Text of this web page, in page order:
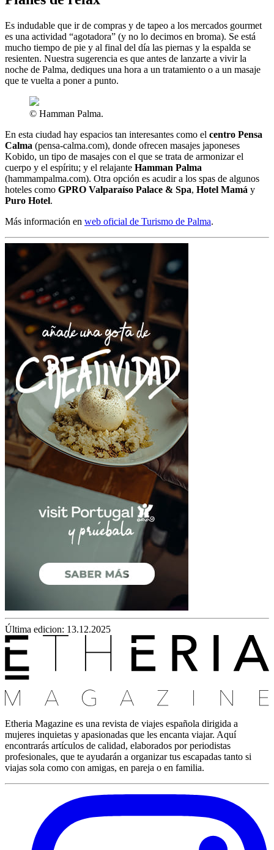
Es indudable que ir de compras y de tapeo a los mercados gourmet
es una actividad “agotadora” (y no lo decimos en broma). Se está
mucho tiempo de pie y al final del día las piernas y la espalda se
resienten. Nuestra sugerencia es que antes de lanzarte a vivir la
noche de Palma, dediques una hora a un tratamiento o a un masaje
que te vuelta a poner a punto.
© Hamman Palma.
En esta ciudad hay espacios tan interesantes como el centro Pensa
Calma (pensa-calma.com), donde ofrecen masajes japoneses
Kobido, un tipo de masajes con el que se trata de armonizar el
cuerpo y el espíritu; y el relajante Hamman Palma
(hammampalma.com). Otra opción es acudir a los spas de algunos
hoteles como GPRO Valparaíso Palace & Spa, Hotel Mamá y
Puro Hotel.
Más información en web oficial de Turismo de Palma.
Última edicion: 13.12.2025
Etheria Magazine es una revista de viajes española dirigida a
mujeres inquietas y apasionadas que les encanta viajar. Aquí
encontrarás artículos de calidad, elaborados por periodistas
profesionales, que te ayudarán a organizar tus escapadas tanto si
viajas sola como con amigas, en pareja o en familia.